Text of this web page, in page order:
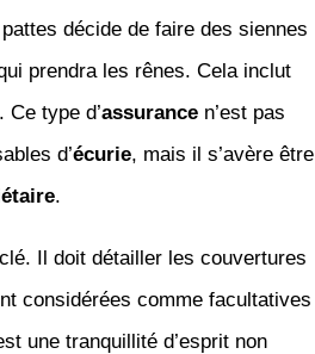
décide de faire des siennes
prendra les rênes. Cela inclut
type d’assurancen’est pas
d’écurie, mais il s’avère être
.
Il doit détailler les couvertures
considérées comme facultatives
une tranquillité d’esprit non